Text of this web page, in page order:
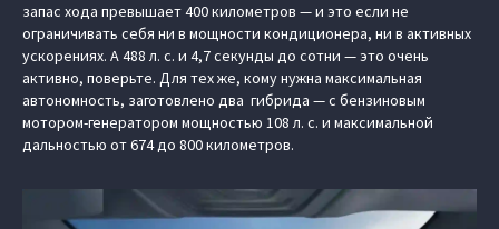
запас хода превышает 400 километров — и это если не
ограничивать себя ни в мощности кондиционера, ни в активных
ускорениях. А 488 л. с. и 4,7 секунды до сотни — это очень
активно, поверьте. Для тех же, кому нужна максимальная
автономность, заготовлено два гибрида — с бензиновым
мотором-генератором мощностью 108 л. с. и максимальной
дальностью от 674 до 800 километров.